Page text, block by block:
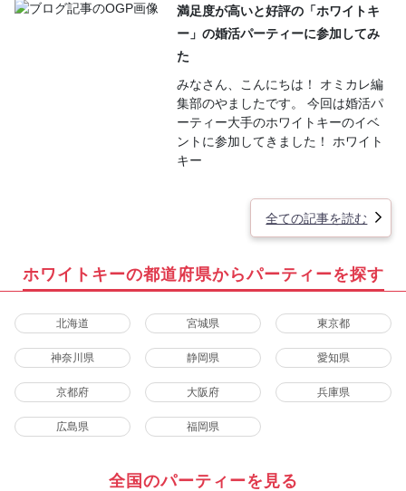
満足度が高いと好評の「ホワイトキ
ー」の婚活パーティーに参加してみ
た
みなさん、こんにちは！ オミカレ編
集部のやましたです。 今回は婚活パ
ーティー大手のホワイトキーのイベ
ントに参加してきました！ ホワイト
キー
全ての記事を読む
ホワイトキーの都道府県からパーティーを探す
北海道 宮城県 東京都
神奈川県 静岡県 愛知県
京都府 大阪府 兵庫県
広島県 福岡県
全国のパーティーを見る